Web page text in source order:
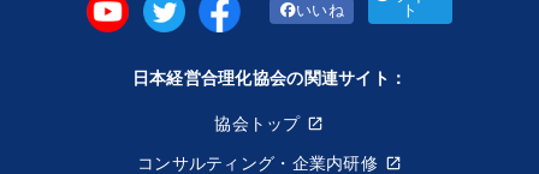
いいね
ト
日本経営合理化協会の関連サイト：
協会トップ
コンサルティング・企業内研修